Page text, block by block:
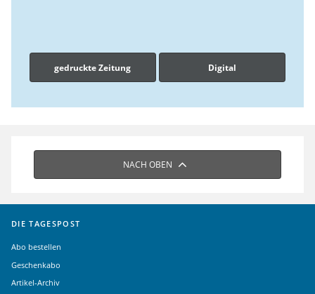
gedruckte Zeitung Digital
NACH OBEN
DIE TAGESPOST
Abo bestellen
Geschenkabo
Artikel-Archiv